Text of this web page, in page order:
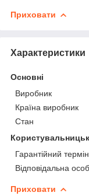
Приховати
Характеристики
Основні
Виробник
Країна виробник
Стан
Гарантійний термін
Відповідальна
Приховати